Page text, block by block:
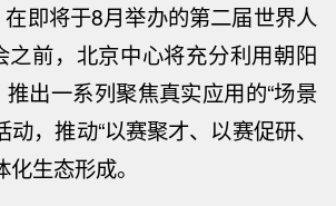
在即将于8月举办的第二届世界人
之前，北京中心将充分利用朝阳
出一系列聚焦真实应用的“场景
动，推动“以赛聚才、以赛促研、
化生态形成。